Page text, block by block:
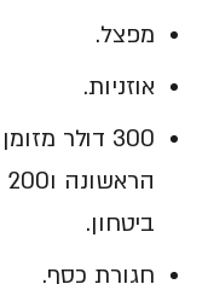
מפצל.
אוזניות.
ביטחון.
חגורת כסף.